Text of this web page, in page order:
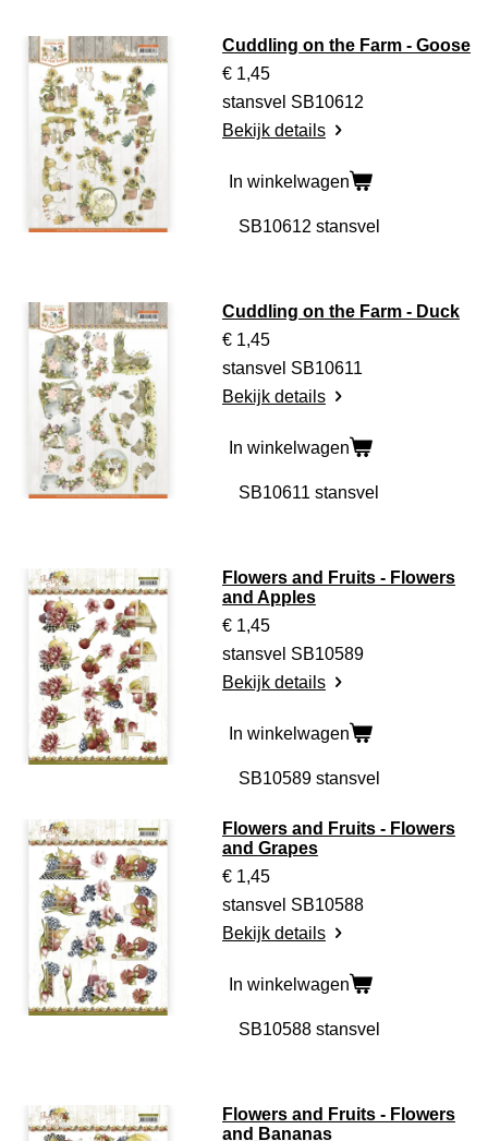
Cuddling on the Farm - Goose
€ 1,45
stansvel SB10612
Bekijk details
In winkelwagen
Cuddling on the Farm - Duck
€ 1,45
stansvel SB10611
Bekijk details
In winkelwagen
Flowers and Fruits - Flowers
and Apples
€ 1,45
stansvel SB10589
Bekijk details
In winkelwagen
Flowers and Fruits - Flowers
and Grapes
€ 1,45
stansvel SB10588
Bekijk details
In winkelwagen
Flowers and Fruits - Flowers
and Bananas